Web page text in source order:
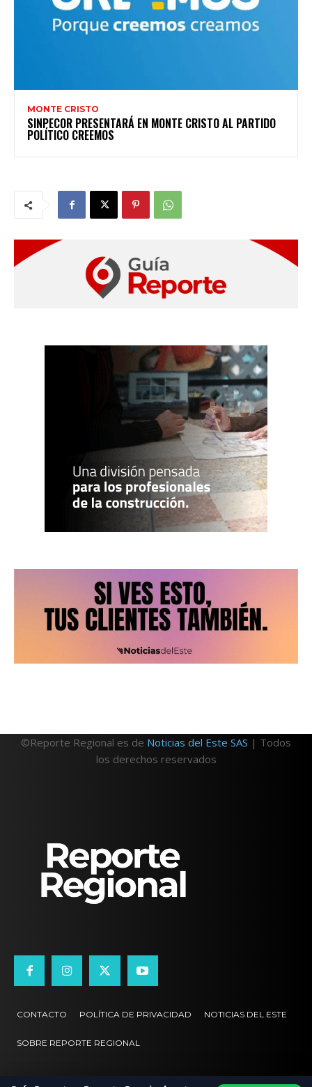
MONTE CRISTO
SINPECOR PRESENTARÁ EN MONTE CRISTO AL PARTIDO
POLÍTICO CREEMOS
©Reporte Regional es de Noticias del Este SAS | Todos
los derechos reservados
CONTACTO POLÍTICA DE PRIVACIDAD NOTICIAS DEL ESTE
SOBRE REPORTE REGIONAL